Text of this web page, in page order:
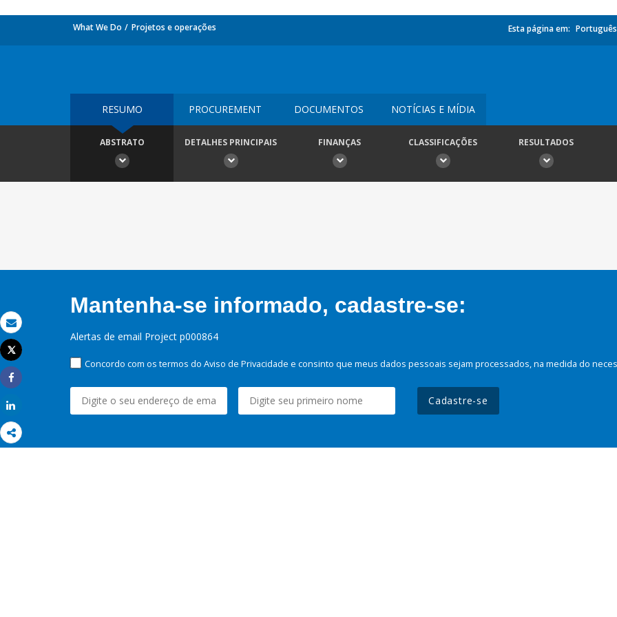
Email
Imprimir
Tweet
Share
What We Do Projetos e operações Esta página em: Português
RESUMO PROCUREMENT DOCUMENTOS NOTÍCIAS E MÍDIA
ABSTRATO DETALHES PRINCIPAIS FINANÇAS CLASSIFICAÇÕES RESULTADOS
Mantenha-se informado, cadastre-se:
Alertas de email Project p000864
Concordo com os termos do Aviso de Privacidade e consinto que meus dados pessoais sejam processados, na medida do
Cadastre-se